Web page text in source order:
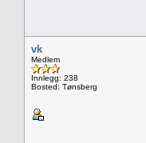
vk
Medlem
Innlegg: 238
Bosted: Tønsberg